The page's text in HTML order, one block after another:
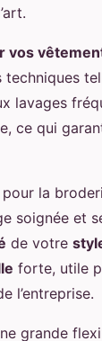
vos
techniques
lavages
ce qui
pour la
soignée et
de votre
forte, utile
l’entreprise.
grande